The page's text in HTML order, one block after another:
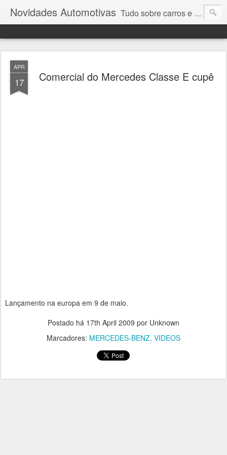
Novidades Automotivas Tudo sobre carros e motores
APR
17 Comercial do Mercedes Classe E cupê
Lançamento na europa em 9 de maio.
Postado há 17th April 2009 por Unknown
Marcadores: MERCEDES-BENZ VIDEOS